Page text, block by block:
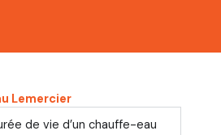
Lemercier
de vie d’un chauffe-eau